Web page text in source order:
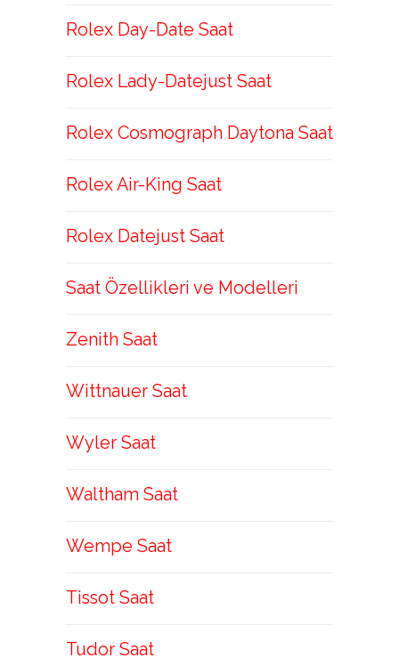
Rolex Day-Date Saat
Rolex Lady-Datejust Saat
Rolex Cosmograph Daytona Saat
Rolex Air-King Saat
Rolex Datejust Saat
Saat Özellikleri ve Modelleri
Zenith Saat
Wittnauer Saat
Wyler Saat
Waltham Saat
Wempe Saat
Tissot Saat
Tudor Saat